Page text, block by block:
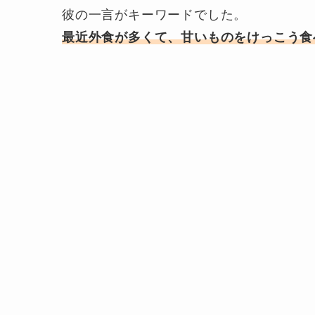
彼の一言がキーワードでした。
最近外食が多くて、甘いものをけっこう